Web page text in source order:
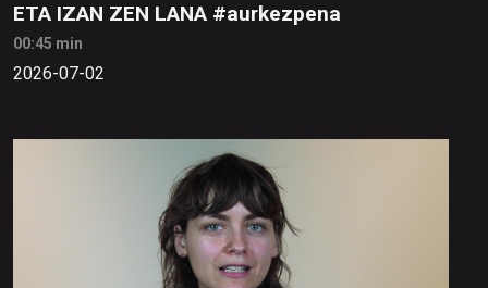
ETA IZAN ZEN LANA #aurkezpena
00:45 min
2026-07-02